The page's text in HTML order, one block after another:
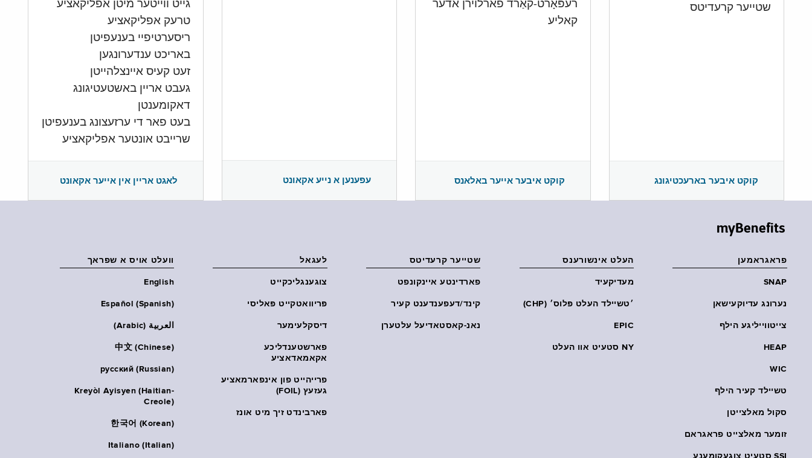
גייט ווייטער מיטן אפליקאציע
טרעק אפליקאציע
ריסערטיפיי בענעפיטן
באריכט ענדערונגען
זעט קעיס איינצלהייטן
געבט אריין באשטעטיגונג
דאקומענטן
בעט פאר די ערזעצונג בענעפיטן
שרייבט אונטער אפליקאציע
לאגט אריין אין אייער אקאונט עפענען א נייע אקאונט
רעפּאָרט-קאַרד פארלוירן אדער
קאליע
קוקט איבער אייער באלאנס
שטייער קרעדיטס
קוקט איבער בארעכטיגונג
myBenefits
פראגראמען
SNAP
נערונג עדיוקעישאן
צייטווייליגע הילף
HEAP
WIC
טשיילד קעיר הילף
סקול מאלצייטן
זומער מאלצייט פראגראם
SSI סטעיט צוגעקומענע
העלט אינשורענס
מעדיקעיד
׳טשיילד העלט פּלוס׳ (CHP)
EPIC
NY סטעיט אוו העלט
שטייער קרעדיטס
פארדינטע איינקונפט
קינד/דעפענדענט קעיר
נאנ-קאסטאדיעל עלטערן
לעגאל
צוגענגליכקייט
פּריוואטקייט פּאליסי
דיסקלעימער
פארשטענדליכע
אקאמאדאציע
פרייהייט פון אינפארמאציע
געזעץ (FOIL)
פארבינדט זיך מיט אונז
וועלט אויס א שפראך
English
Español (Spanish)
العربية (Arabic)
中文 (Chinese)
русский (Russian)
Kreyòl Ayisyen (Haitian-
Creole)
한국어 (Korean)
Italiano (Italian)